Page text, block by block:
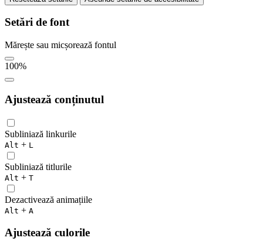
Setări de font
Mărește sau micșorează fontul
100%
Ajustează conținutul
Subliniază linkurile
Alt + L
Subliniază titlurile
Alt + T
Dezactivează animațiile
Alt + A
Ajustează culorile